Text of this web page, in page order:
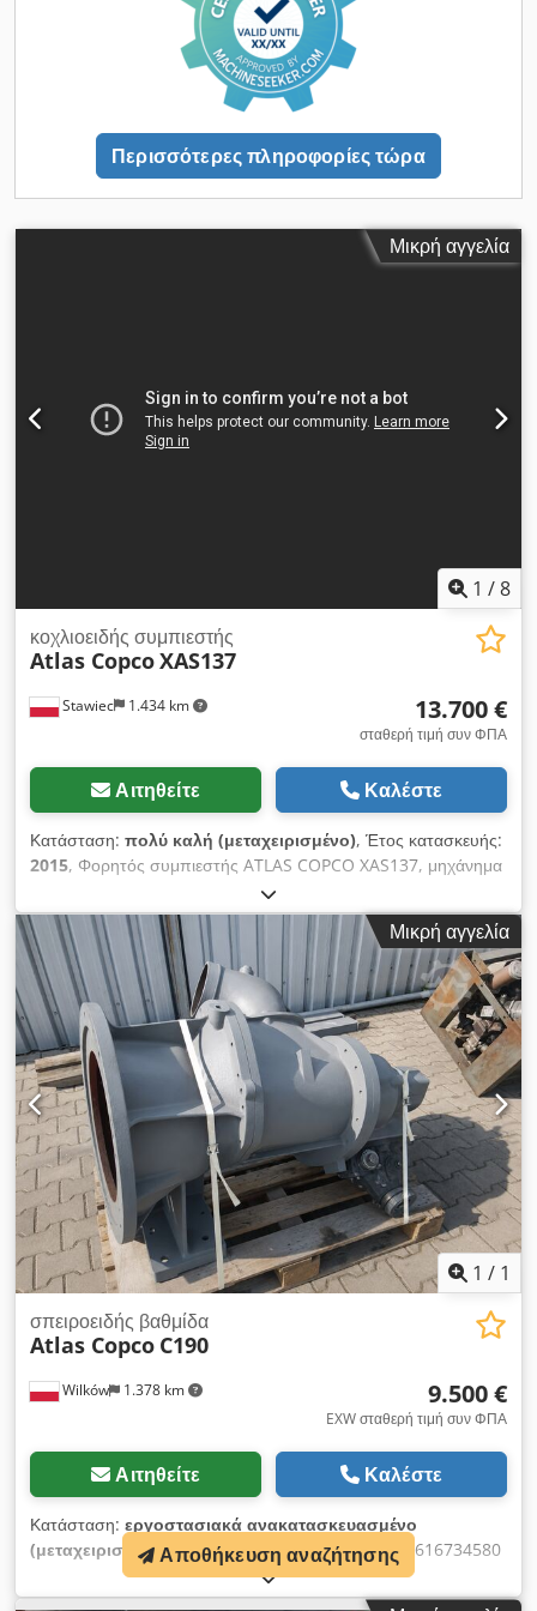
Ενεργειακή Απόδοση: Ειδική ισχύς μέχρι 18,9 kW/100 CFM,
ανάλογα με το φορτίο. Ενσωματωμένος Ψυκτικός
Στεγνωτήρας: Εξασφαλίζει καθαρό, ξηρό αέρα με ελάχιστη
πτώση πίεσης. Διαχωριστής Λαδιού-Νερού: Ενσωματωμένος
για περιβαλλοντική συμμόρφωση και καθαριότητα αέρα.
Αξιοπιστία & Συντήρηση Κινητήρας με βαθμό προστασίας
IP55: Ανθεκτικός σε σκόνη και νερό για σκληρά περιβάλλοντα.
μειώνει τις διακοπές λειτουργίας. Ηχομονωμένο περίβλημα:
Ελαχιστοποιεί το θόρυβο και τους κραδασμούς Κατάσταση
Περισσότερες πληροφορίες τώρα
Μικρή αγγελία
1 /8
Stawiec 1.434 km
κοχλιοειδής συμπιεστής
Atlas CopcoXAS137
13.700 €
σταθερή τιμή συν ΦΠΑ
Αιτηθείτε Καλέστε
Κατάσταση: πολύ καλή (μεταχειρισμένο), Έτος κατασκευής:
2015, Φορητός συμπιεστής ATLAS COPCO XAS137, μηχάνημα
με τελικό ψύκτη, μετά από πλήρη συντήρηση. Τεχνικά
χαρακτηριστικά: παραγωγή: 7,70 m3/λεπτό πιθανότητα
λειτουργίας: 7 Bar έτος κατασκευής: 2015 κινητήρας: KUBOTA
ώρες λειτουργίας: 2000 ώρες ο συμπιεστής είναι πλήρως
λειτουργικός, έτοιμος για χρήση, με εγγύηση. Τιμή καθαρή:
59.500 zł Τιμή με ΦΠΑ: 73.185 zł το μηχάνημα εισήχθη σε
άριστη κατάσταση. Cedpfezky Nksx Ah Tjha Παρακάτω θα
βρείτε συνδέσμους προς βίντεο.
Μικρή αγγελία
1 / 1
Wilków 1.378 km
σπειροειδής βαθμίδα
Atlas Copco C190
9.500 €
EXW σταθερή τιμή συν ΦΠΑ
Αιτηθείτε Καλέστε
Κατάσταση: εργοστασιακά ανακατασκευασμένο
(μεταχειρισμένο), Βαθμίδα ATLAS COPCO C190 1616734580
αρ. AIA1455196 Chjdpfezcxtmsx Ah Tea
Αποθήκευση αναζήτησης